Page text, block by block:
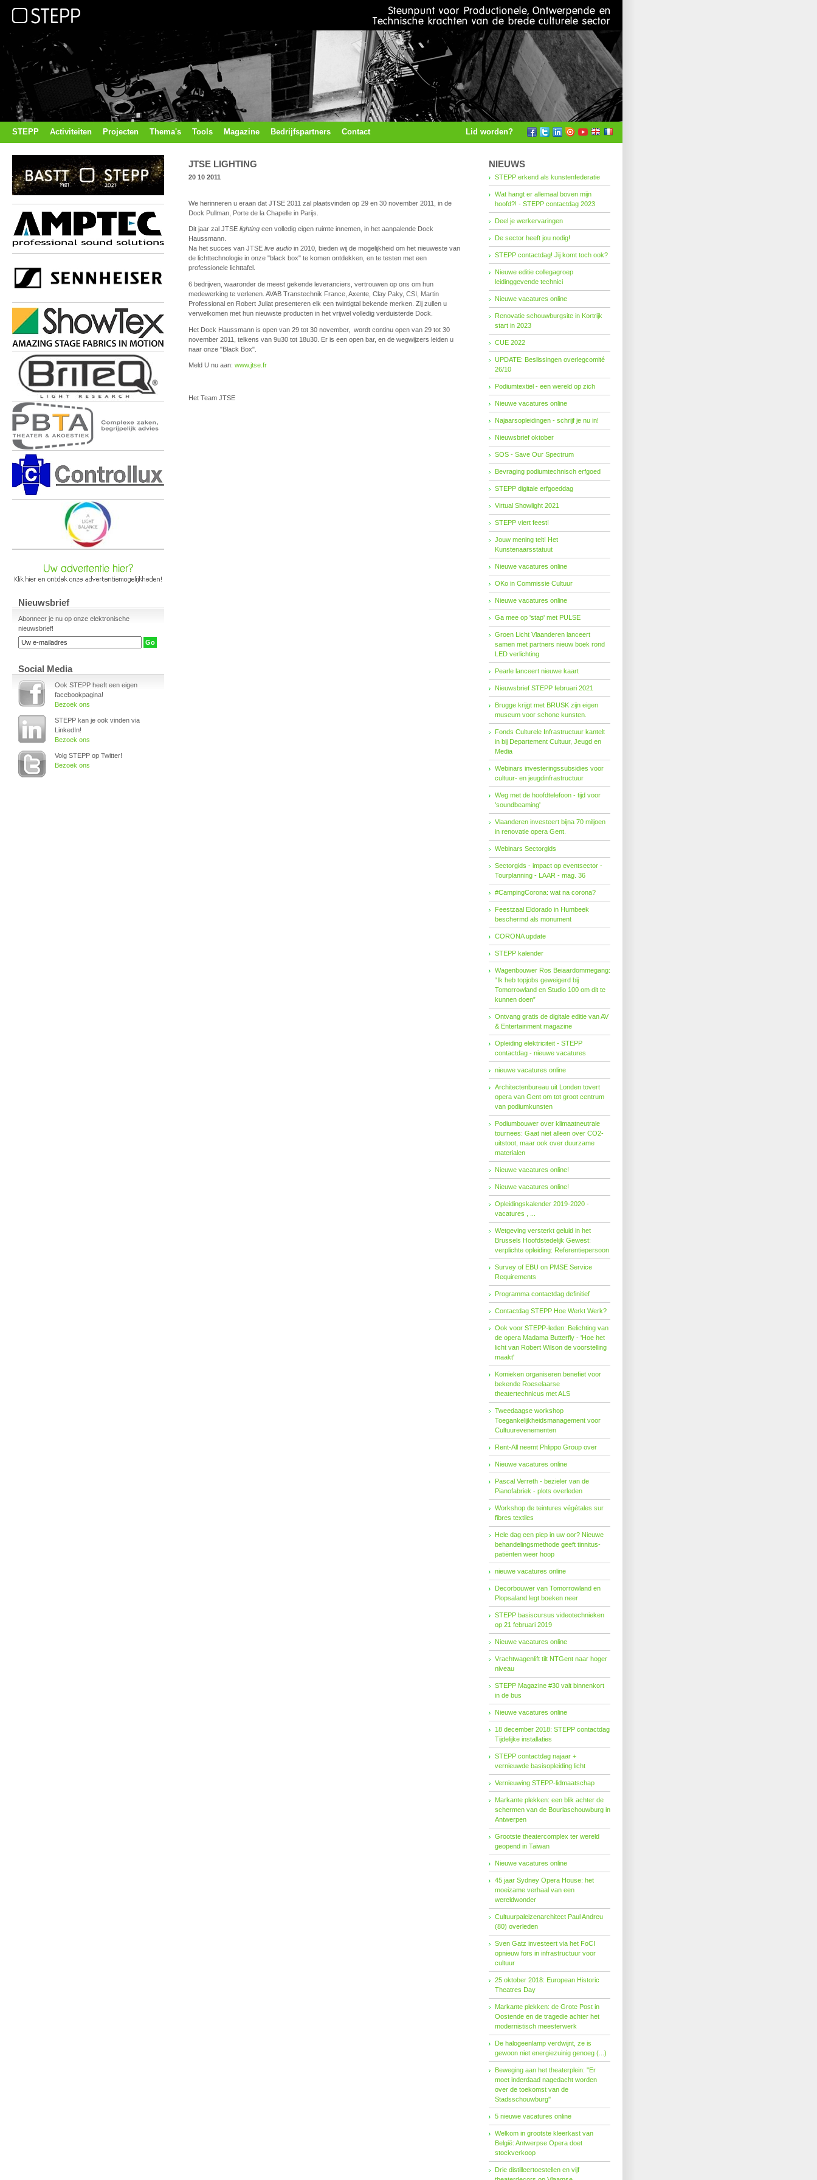
STEPP Activiteiten Projecten Thema's Tools Magazine Bedrijfspartners Contact Lid worden?
Nieuwsbrief
Abonneer je nu op onze elektronische
nieuwsbrief!
Social Media
Ook STEPP heeft een eigen
facebookpagina!
Bezoek ons
STEPP kan je ook vinden via
LinkedIn!
Bezoek ons
Volg STEPP op Twitter!
Bezoek ons
JTSE LIGHTING
20 10 2011
We herinneren u eraan dat JTSE 2011 zal plaatsvinden op 29 en 30 november 2011, in de
Dock Pullman, Porte de la Chapelle in Parijs.
Dit jaar zal JTSE lighting een volledig eigen ruimte innemen, in het aanpalende Dock
Haussmann.
Na het succes van JTSE live audio in 2010, bieden wij de mogelijkheid om het nieuweste van
de lichttechnologie in onze "black box" te komen ontdekken, en te testen met een
professionele lichttafel.
6 bedrijven, waaronder de meest gekende leveranciers, vertrouwen op ons om hun
medewerking te verlenen. AVAB Transtechnik France, Axente, Clay Paky, CSI, Martin
Professional en Robert Juliat presenteren elk een twintigtal bekende merken. Zij zullen u
verwelkomen met hun nieuwste producten in het vrijwel volledig verduisterde Dock.
Het Dock Haussmann is open van 29 tot 30 november, wordt continu open van 29 tot 30
november 2011, telkens van 9u30 tot 18u30. Er is een open bar, en de wegwijzers leiden u
naar onze "Black Box".
Meld U nu aan: www.jtse.fr
Het Team JTSE
NIEUWS
STEPP erkend als kunstenfederatie
Wat hangt er allemaal boven mijn
hoofd?! - STEPP contactdag 2023
Deel je werkervaringen
De sector heeft jou nodig!
STEPP contactdag! Jij komt toch ook?
Nieuwe editie collegagroep
leidinggevende technici
Nieuwe vacatures online
Renovatie schouwburgsite in Kortrijk
start in 2023
CUE 2022
UPDATE: Beslissingen overlegcomité
26/10
Podiumtextiel - een wereld op zich
Nieuwe vacatures online
Najaarsopleidingen - schrijf je nu in!
Nieuwsbrief oktober
SOS - Save Our Spectrum
Bevraging podiumtechnisch erfgoed
STEPP digitale erfgoeddag
Virtual Showlight 2021
STEPP viert feest!
Jouw mening telt! Het
Kunstenaarsstatuut
Nieuwe vacatures online
OKo in Commissie Cultuur
Nieuwe vacatures online
Ga mee op 'stap' met PULSE
Groen Licht Vlaanderen lanceert
samen met partners nieuw boek rond
LED verlichting
Pearle lanceert nieuwe kaart
Nieuwsbrief STEPP februari 2021
Brugge krijgt met BRUSK zijn eigen
museum voor schone kunsten.
Fonds Cul­tu­re­le In­fra­struc­tuur kan­telt
in bij De­par­te­ment Cul­tuur, Jeugd en
Me­dia
Webinars investeringssubsidies voor
cultuur- en jeugdinfrastructuur
Weg met de hoofdtelefoon - tijd voor
'soundbeaming'
Vlaanderen investeert bijna 70 miljoen
in renovatie opera Gent.
Webinars Sectorgids
Sectorgids - impact op eventsector -
Tourplanning - LAAR - mag. 36
#CampingCorona: wat na corona?
Feestzaal Eldorado in Humbeek
beschermd als monument
CORONA update
STEPP kalender
Wagenbouwer Ros Beiaardommegang:
“Ik heb topjobs geweigerd bij
Tomorrowland en Studio 100 om dit te
kunnen doen”
Ontvang gratis de digitale editie van AV
& Entertainment magazine
Opleiding elektriciteit - STEPP
contactdag - nieuwe vacatures
nieuwe vacatures online
Architectenbureau uit Londen tovert
opera van Gent om tot groot centrum
van podiumkunsten
Podiumbouwer over klimaatneutrale
tournees: Gaat niet alleen over CO2-
uitstoot, maar ook over duurzame
materialen
Nieuwe vacatures online!
Nieuwe vacatures online!
Opleidingskalender 2019-2020 -
vacatures , ...
Wetgeving versterkt geluid in het
Brussels Hoofdstedelijk Gewest:
verplichte opleiding: Referentiepersoon
Survey of EBU on PMSE Service
Requirements
Programma contactdag definitief
Contactdag STEPP Hoe Werkt Werk?
Ook voor STEPP-leden: Belichting van
de opera Madama Butterfly - 'Hoe het
licht van Robert Wilson de voorstelling
maakt'
Komieken organiseren benefiet voor
bekende Roeselaarse
theatertechnicus met ALS
Tweedaagse workshop
Toegankelijkheidsmanagement voor
Cultuurevenementen
Rent-All neemt Phlippo Group over
Nieuwe vacatures online
Pascal Verreth - bezieler van de
Pianofabriek - plots overleden
Workshop de teintures végétales sur
fibres textiles
Hele dag een piep in uw oor? Nieuwe
behandelings­methode geeft tinnitus-
patiënten weer hoop
nieuwe vacatures online
Decorbouwer van Tomorrowland en
Plopsaland legt boeken neer
STEPP basiscursus videotechnieken
op 21 februari 2019
Nieuwe vacatures online
Vrachtwagenlift tilt NTGent naar hoger
niveau
STEPP Magazine #30 valt binnenkort
in de bus
Nieuwe vacatures online
18 december 2018: STEPP contactdag
Tijdelijke installaties
STEPP contactdag najaar +
vernieuwde basisopleiding licht
Vernieuwing STEPP-lidmaatschap
Markante plekken: een blik achter de
schermen van de Bourlaschouwburg in
Antwerpen
Grootste theatercomplex ter wereld
geopend in Taiwan
Nieuwe vacatures online
45 jaar Sydney Opera House: het
moeizame verhaal van een
wereldwonder
Cultuurpaleizenarchitect Paul Andreu
(80) overleden
Sven Gatz investeert via het FoCI
opnieuw fors in infrastructuur voor
cultuur
25 oktober 2018: European Historic
Theatres Day
Markante plekken: de Grote Post in
Oostende en de tragedie achter het
modernistisch meesterwerk
De halogeenlamp verdwijnt, ze is
gewoon niet energiezuinig genoeg (...)
Beweging aan het theaterplein: ''Er
moet inderdaad nagedacht worden
over de toekomst van de
Stadsschouwburg''
5 nieuwe vacatures online
Welkom in grootste kleerkast van
België: Antwerpse Opera doet
stockverkoop
Drie distilleertoestellen en vijf